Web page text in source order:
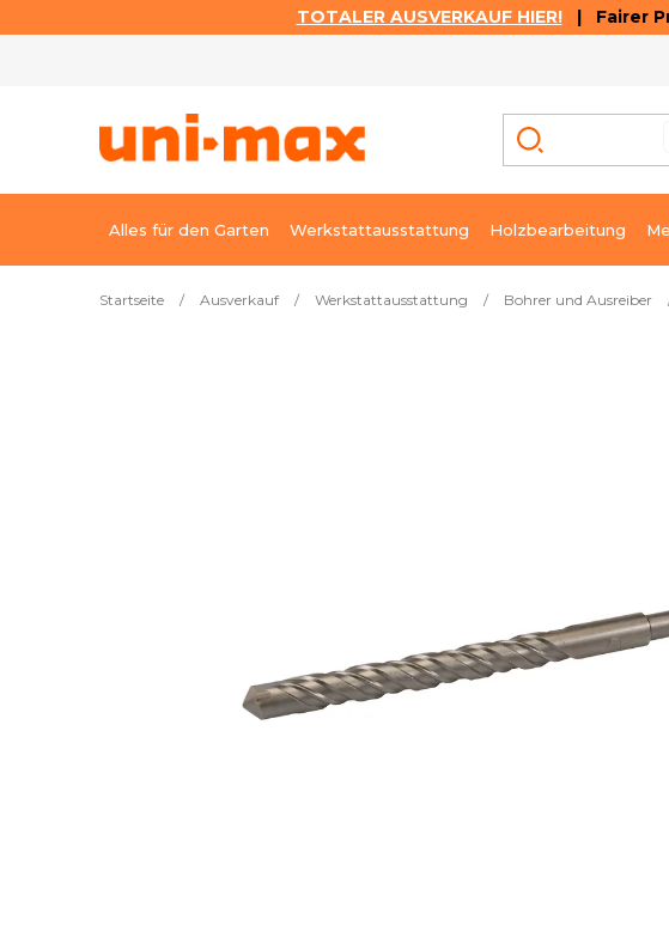
TOTALER AUSVERKAUF HIER!| Fairer
Alles für den Garten Werkstattausstattung Holzbearbeitung
Startseite / Ausverkauf / Werkstattausstattung / Bohrer und Ausreiber